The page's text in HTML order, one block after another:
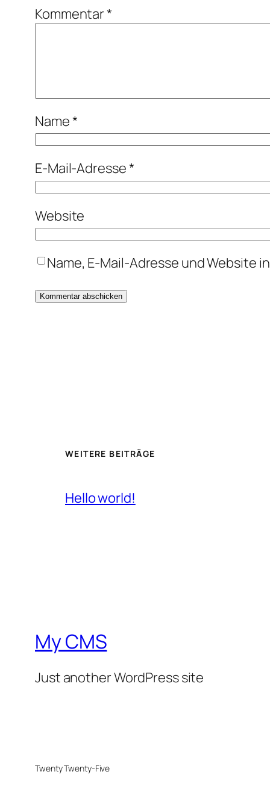
Kommentar*
Name*
E-Mail-Adresse*
Website
Name, E-Mail-Adresse und Website
WEITERE BEITRÄGE
Hello world!
My CMS
Just another WordPress site
Twenty Twenty-Five